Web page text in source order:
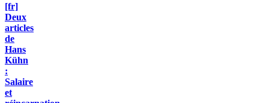
[fr]
Deux
articles
de
Hans
Kühn
:
Salaire
et